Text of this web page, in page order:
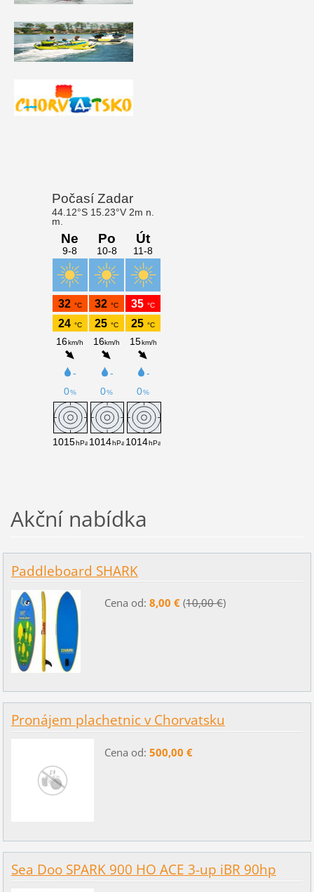
Akční nabídka
Paddleboard SHARK
Cena od: 8,00 €(10,00 €)
Pronájem plachetnic v Chorvatsku
Cena od: 500,00 €
Sea Doo SPARK 900 HO ACE 3-up iBR 90hp